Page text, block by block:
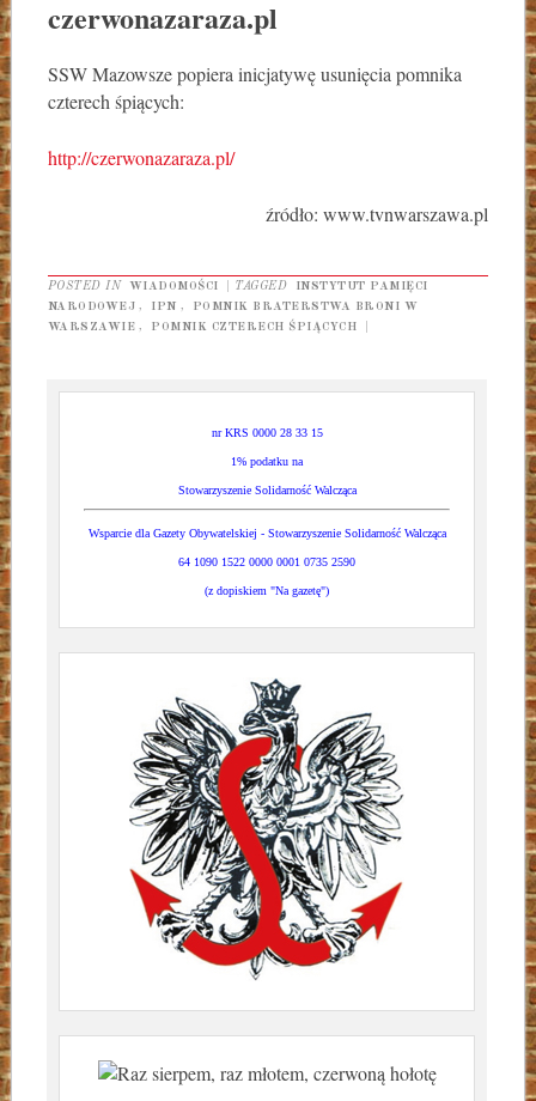
czerwonazaraza.pl
SSW Mazowsze popiera inicjatywę usunięcia pomnika
czterech śpiących:
http://czerwonazaraza.pl/
źródło: www.tvnwarszawa.pl
POSTED IN WIADOMOŚCI TAGGED
INSTYTUT PAMIĘCI
NARODOWEJ , IPN ,
POMNIK BRATERSTWA BRONI W
WARSZAWIE , POMNIK CZTERECH ŚPIĄCYCH
nr KRS 0000 28 33 15
1% podatku na
Stowarzyszenie Solidarność Walcząca
Wsparcie dla Gazety Obywatelskiej - Stowarzyszenie Solidarność Walcząca
64 1090 1522 0000 0001 0735 2590
(z dopiskiem "Na gazetę")